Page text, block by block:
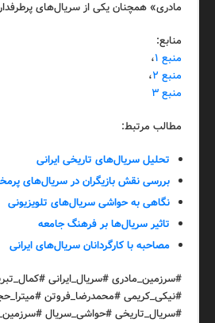
مادری» همچنان یکی از سریال‌های
منابع:
منبع ۱ ،
منبع ۲
،
منبع ۳
مطالب مرتبط:
تحلیل سریال‌های تاریخی ایرانی
بررسی نقش بازیگران در سریال‌های
نگاهی به حواشی سریال‌های تلویزیونی
تاثیر سریال‌ها بر فرهنگ جامعه
مصاحبه با کارگردانان سریال‌های ایرانی
#سرزمین_مادری #سریال_ایرانی
#نیکی_کریمی #محمدرضا_فروتن
#سریال_تاریخی #حواشی_سریال